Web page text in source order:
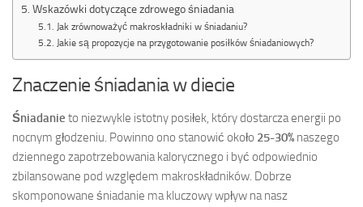
Wskazówki dotyczące zdrowego śniadania
Jak zrównoważyć makroskładniki w śniadaniu?
Jakie są propozycje na przygotowanie posiłków śniadaniowych?
Znaczenie śniadania w diecie
Śniadanie to niezwykle istotny posiłek, który dostarcza energii po
nocnym głodzeniu. Powinno ono stanowić około 25-30% naszego
dziennego zapotrzebowania kalorycznego i być odpowiednio
zbilansowane pod względem makroskładników. Dobrze
skomponowane śniadanie ma kluczowy wpływ na nasz